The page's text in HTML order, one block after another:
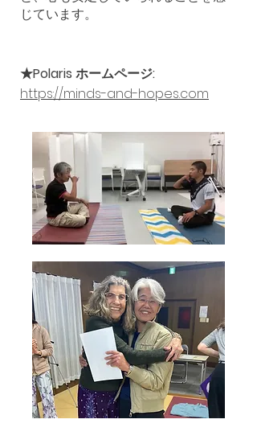
じています。
★Polaris ホームページ:
https://minds-and-hopes.com